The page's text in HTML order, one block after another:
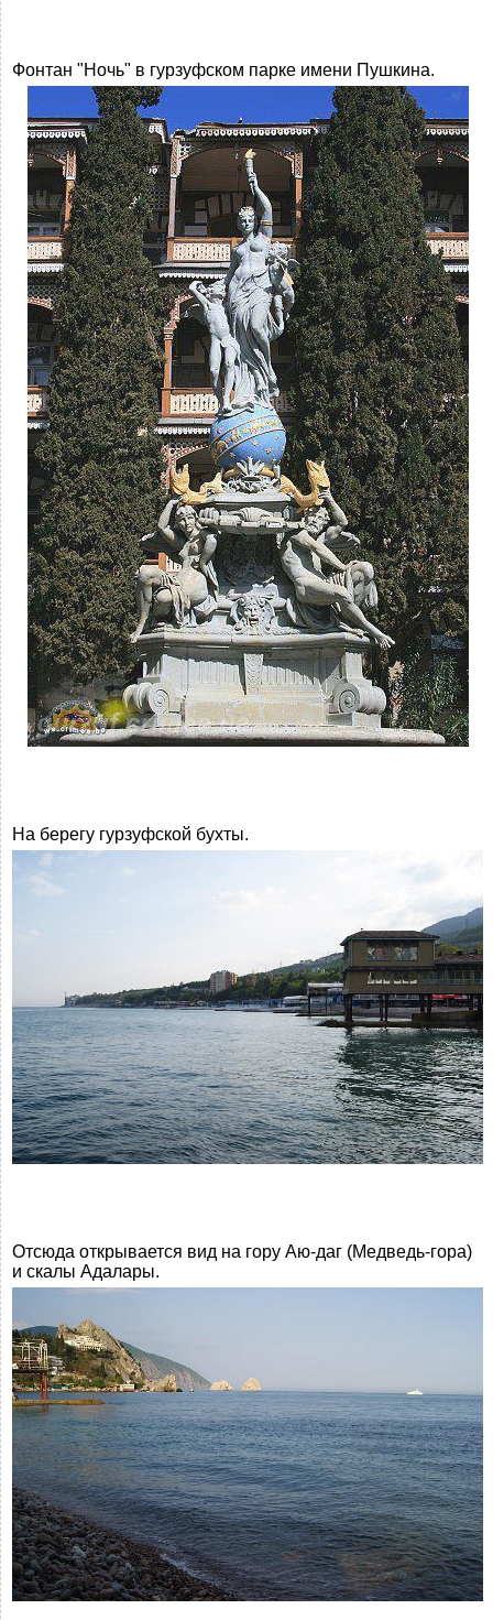
Фонтан "Ночь" в гурзуфском парке имени Пушкина.
На берегу гурзуфской бухты.
Отсюда открывается вид на гору Аю-даг (Медведь-гора)
и скалы Адалары.